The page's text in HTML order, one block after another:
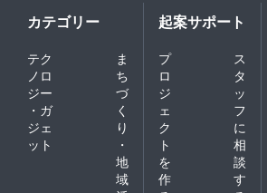
カテゴリー
テク
ノロ
ジー
・ガ
ジェ
ット
ま
ち
づ
く
り
・
地
域
起案サポート
プ
ロ
ジ
ェ
ク
ト
を
作
ス
タ
ッ
フ
に
相
談
す